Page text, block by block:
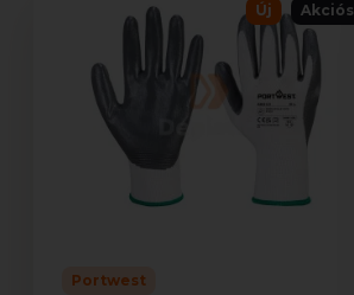
Új Akciós
Portwest